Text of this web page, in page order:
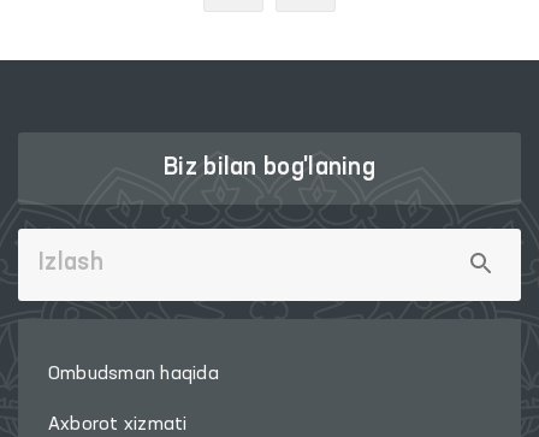
Biz bilan bog'laning
Ombudsman haqida
Axborot xizmati